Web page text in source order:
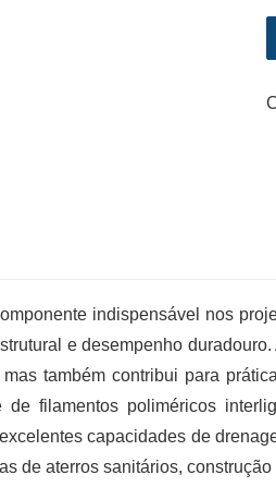
indispensável nos
e desempenho
também contribui para
filamentos poliméricos
capacidades de
de aterros sanitários,